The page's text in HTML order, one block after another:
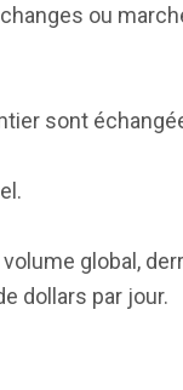
ou
sont
global,
dollars par jour.